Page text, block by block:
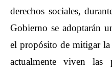
derechos sociales,
Gobierno se adoptarán
el propósito de mitigar
actualmente viven las